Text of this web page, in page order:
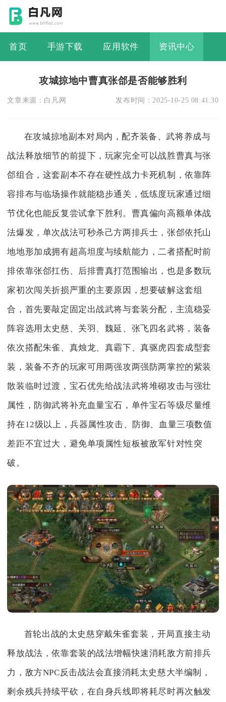
首页 手游下载 应用软件 资讯中心
攻城掠地中曹真张郃是否能够胜利
文章来源： 白凡网 发布时间： 2025-10-25 08:41:30
在攻城掠地副本对局内，配齐装备、武将养成与
战法释放细节的前提下，玩家完全可以战胜曹真与张
郃组合，这套副本不存在硬性战力卡死机制，依靠阵
容排布与临场操作就能稳步通关，低练度玩家通过细
节优化也能反复尝试拿下胜利。曹真偏向高额单体战
法爆发，单次战法可秒杀己方两排兵士，张郃依托山
地地形加成拥有超高坦度与续航能力，二者搭配时前
排依靠张郃扛伤、后排曹真打范围输出，也是多数玩
家初次闯关折损严重的主要原因，想要破解这套组
合，首先要敲定固定出战武将与套装分配，主流稳妥
阵容选用太史慈、关羽、魏延、张飞四名武将，装备
依次搭配朱雀、真烛龙、真霸下、真驱虎四套成型套
装，装备不齐的玩家可用两强攻两强防两掌控的紫装
散装临时过渡，宝石优先给战法武将堆砌攻击与强壮
属性，防御武将补充血量宝石，单件宝石等级尽量维
持在12级以上，兵器属性攻击、防御、血量三项数值
差距不宜过大，避免单项属性短板被敌军针对性突
破。
首轮出战的太史慈穿戴朱雀套装，开局直接主动
释放战法，依靠套装的战法增幅快速消耗敌方前排兵
力，敌方NPC反击战法会直接消耗太史慈大半编制，
剩余残兵持续平砍，在自身兵线即将耗尽时再次触发